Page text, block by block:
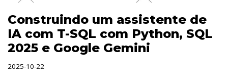
Construindo um assistente de
IA com T-SQL com Python, SQL
2025 e Google Gemini
2025-10-22